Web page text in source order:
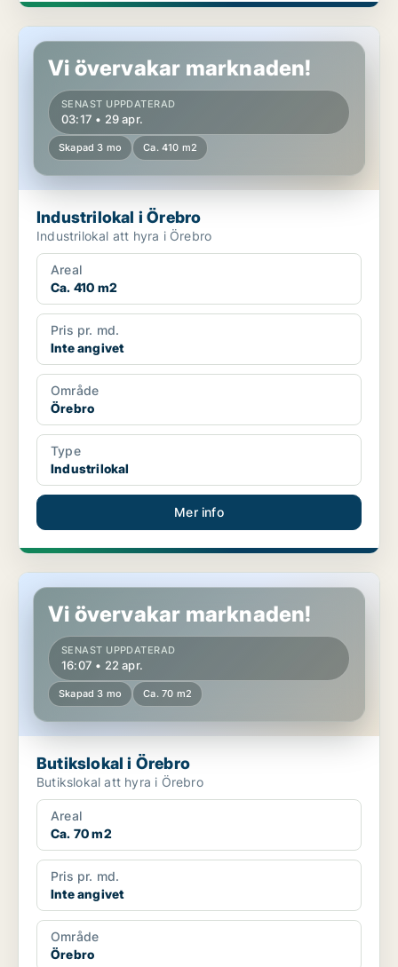
Industrilokal i Örebro
Vi övervakar marknaden!
SENAST UPPDATERAD
03:17 • 29 apr.
Skapad 3 mo Ca. 410 m2
Industrilokal i Örebro
Industrilokal att hyra i Örebro
Areal
Ca. 410 m2
Pris pr. md.
Inte angivet
Område
Örebro
Type
Industrilokal
Mer info
Butikslokal i Örebro
Vi övervakar marknaden!
SENAST UPPDATERAD
16:07 • 22 apr.
Skapad 3 mo Ca. 70 m2
Butikslokal i Örebro
Butikslokal att hyra i Örebro
Areal
Ca. 70 m2
Pris pr. md.
Inte angivet
Område
Örebro